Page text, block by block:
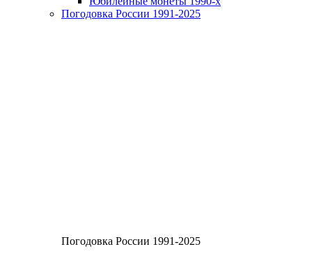
Погодовка России 1991-2025
Погодовка России 1991-2025